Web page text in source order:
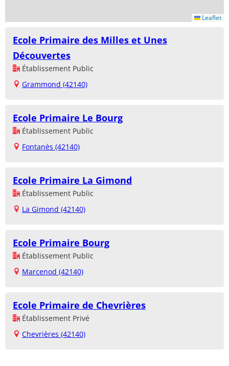
Leaflet
Ecole Primaire des Milles et Unes
Découvertes
Établissement Public
Grammond (42140)
Ecole Primaire Le Bourg
Établissement Public
Fontanès (42140)
Ecole Primaire La Gimond
Établissement Public
La Gimond (42140)
Ecole Primaire Bourg
Établissement Public
Marcenod (42140)
Ecole Primaire de Chevrières
Établissement Privé
Chevrières (42140)